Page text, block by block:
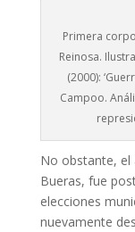
Primera
Reinosa.
(2000):
Campoo.
No obstante, el
Bueras, fue
elecciones
nuevamente